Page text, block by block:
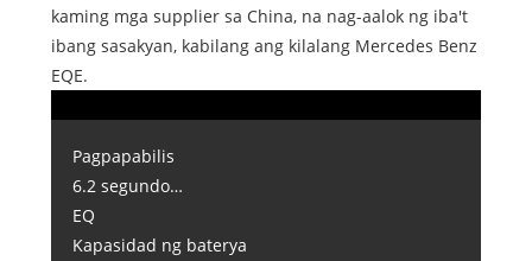
kaming mga supplier sa China, na nag-aalok ng iba't
ibang sasakyan, kabilang ang kilalang Mercedes Benz
EQE.
Pagpapabilis
6.2 segundo…
EQ
Kapasidad ng baterya